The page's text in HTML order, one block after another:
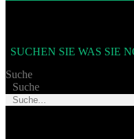
SUCHEN SIE WAS SIE
Suche
Suche